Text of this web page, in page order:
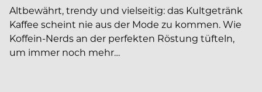
Altbewährt, trendy und vielseitig: das Kultgetränk
Kaffee scheint nie aus der Mode zu kommen. Wie
Koffein-Nerds an der perfekten Röstung tüfteln,
um immer noch mehr…